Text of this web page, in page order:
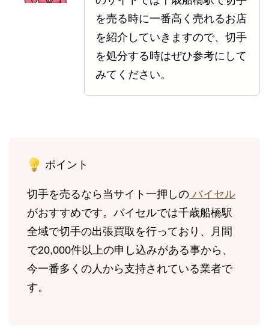
を売る時に一番高く売れるお店
を紹介していきますので、切手
を処分する時はぜひ参考にして
みてください。
ポイント
切手を売るなら当サイト一押しの バイセル
がおすすめです。バイセルでは千歳船橋駅
全域で切手の出張買取を行っており、月間
で20,000件以上の申し込みがある事から、
今一番多くの人から支持されている業者で
す。